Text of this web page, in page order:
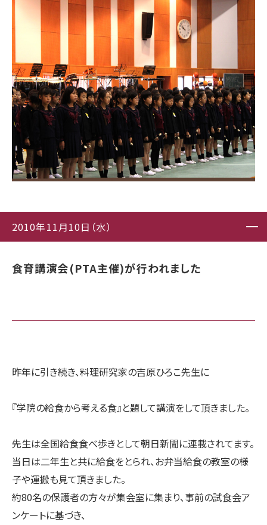
2010年11月10日（水）
食育講演会(PTA主催)が行われました
昨年に引き続き、料理研究家の吉原ひろこ先生に
『学院の給食から考える食』と題して講演をして頂きました。
先生は全国給食食べ歩きとして朝日新聞に連載されてます。
当日は二年生と共に給食をとられ、お弁当給食の教室の様
子や運搬も見て頂きました。
約80名の保護者の方々が集会室に集まり、事前の試食会ア
ンケートに基づき、